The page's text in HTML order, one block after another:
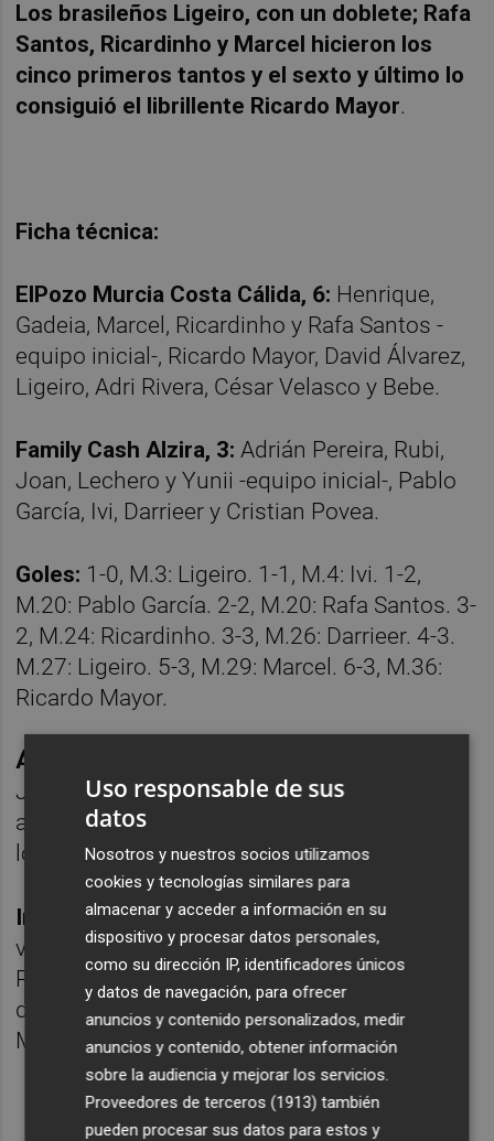
Los brasileños Ligeiro, con un doblete; Rafa
Santos, Ricardinho y Marcel hicieron los
cinco primeros tantos y el sexto y último lo
consiguió el librillente Ricardo Mayor.
Ficha técnica:
ElPozo Murcia Costa Cálida, 6: Henrique,
Gadeia, Marcel, Ricardinho y Rafa Santos -
equipo inicial-, Ricardo Mayor, David Álvarez,
Ligeiro, Adri Rivera, César Velasco y Bebe.
Family Cash Alzira, 3:Adrián Pereira, Rubi,
Joan, Lechero y Yunii -equipo inicial-, Pablo
García, Ivi, Darrieer y Cristian Povea.
Goles: 1-0, M.3: Ligeiro. 1-1, M.4: Ivi. 1-2,
M.20: Pablo García. 2-2, M.20: Rafa Santos. 3-
2, M.24: Ricardinho. 3-3, M.26: Darrieer. 4-3.
M.27: Ligeiro. 5-3, M.29: Marcel. 6-3, M.36:
Ricardo Mayor.
Árbitros:
Javier Moreno Reina, del comité
andaluz. Mostraron la tarjeta amarilla a los
locales Ricardinho y Gadeia.
Incidencias:Partido correspondiente a la
vigésimo octava jornada de la Liga en la
Primera División de fútbol sala que se
disputó en el Palacio de los Deportes de
Murcia ante un millar de espectadores.
Uso responsable de sus
datos
Nosotros y nuestros socios utilizamos
cookies y tecnologías similares para
almacenar y acceder a información en su
dispositivo y procesar datos personales,
como su dirección IP, identificadores únicos
y datos de navegación, para ofrecer
anuncios y contenido personalizados, medir
anuncios y contenido, obtener información
sobre la audiencia y mejorar los servicios.
Proveedores de terceros (1913) también
pueden procesar sus datos para estos y